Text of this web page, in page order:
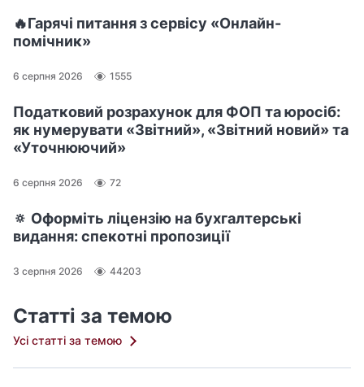
🔥Гарячі питання з сервісу «Онлайн-
помічник»
6 серпня 2026 1555
Податковий розрахунок для ФОП та юросіб:
як нумерувати «Звітний», «Звітний новий» та
«Уточнюючий»
6 серпня 2026 72
🔅 Оформіть ліцензію на бухгалтерські
видання: спекотні пропозиції
3 серпня 2026 44203
Статті за темою
Усі статті за темою